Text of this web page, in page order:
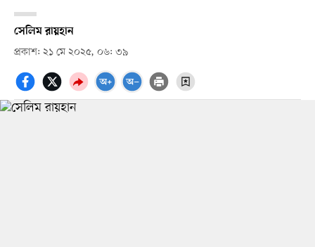
সেলিম রায়হান
প্রকাশ: ২১ মে ২০২৫, ০৬: ৩৯